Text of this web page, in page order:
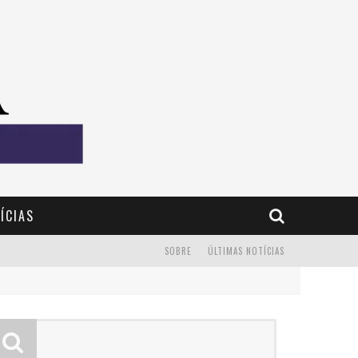
ÚLTIMAS NOTÍCIAS
SOBRE